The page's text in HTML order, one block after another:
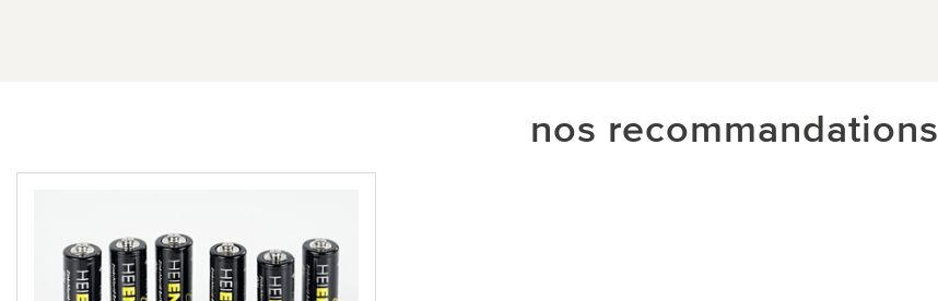
nos recommandations